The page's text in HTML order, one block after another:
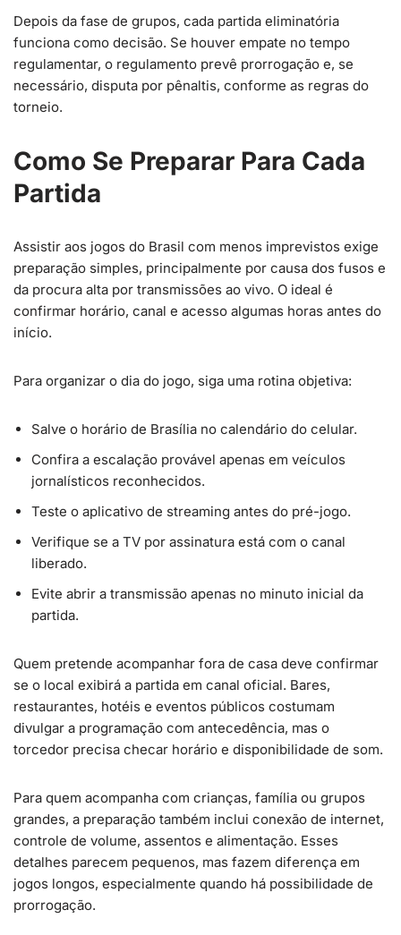
Depois da fase de grupos, cada partida eliminatória
funciona como decisão. Se houver empate no tempo
regulamentar, o regulamento prevê prorrogação e, se
necessário, disputa por pênaltis, conforme as regras do
torneio.
Como Se Preparar Para Cada
Partida
Assistir aos jogos do Brasil com menos imprevistos exige
preparação simples, principalmente por causa dos fusos e
da procura alta por transmissões ao vivo. O ideal é
confirmar horário, canal e acesso algumas horas antes do
início.
Para organizar o dia do jogo, siga uma rotina objetiva:
Salve o horário de Brasília no calendário do celular.
Confira a escalação provável apenas em veículos
jornalísticos reconhecidos.
Teste o aplicativo de streaming antes do pré-jogo.
Verifique se a TV por assinatura está com o canal
liberado.
Evite abrir a transmissão apenas no minuto inicial da
partida.
Quem pretende acompanhar fora de casa deve confirmar
se o local exibirá a partida em canal oficial. Bares,
restaurantes, hotéis e eventos públicos costumam
divulgar a programação com antecedência, mas o
torcedor precisa checar horário e disponibilidade de som.
Para quem acompanha com crianças, família ou grupos
grandes, a preparação também inclui conexão de internet,
controle de volume, assentos e alimentação. Esses
detalhes parecem pequenos, mas fazem diferença em
jogos longos, especialmente quando há possibilidade de
prorrogação.